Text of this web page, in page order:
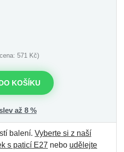
571 Kč)
KOŠÍKU
až 8 %
balení. Vyberte si z naší
s paticí E27 nebo udělejte